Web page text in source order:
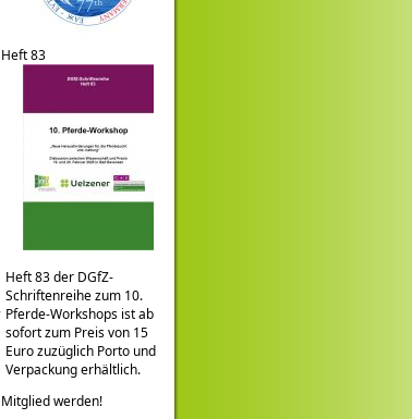
Heft 83
Heft 83 der DGfZ-
Schriftenreihe zum 10.
Pferde-Workshops ist ab
sofort zum Preis von 15
Euro zuzüglich Porto und
Verpackung erhältlich.
Mitglied werden!